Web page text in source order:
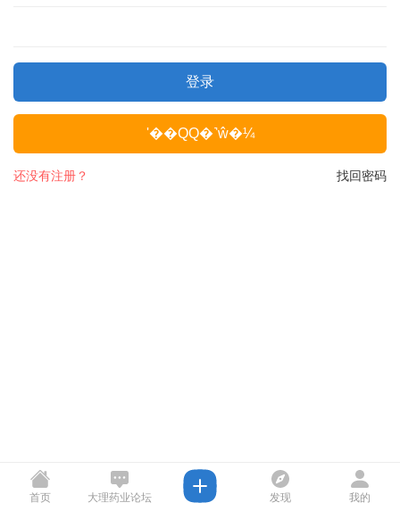
登录
ʹ��QQ�˺ŵ�¼
找回密码
还没有注册？
首页 大理药业论坛 发现 我的